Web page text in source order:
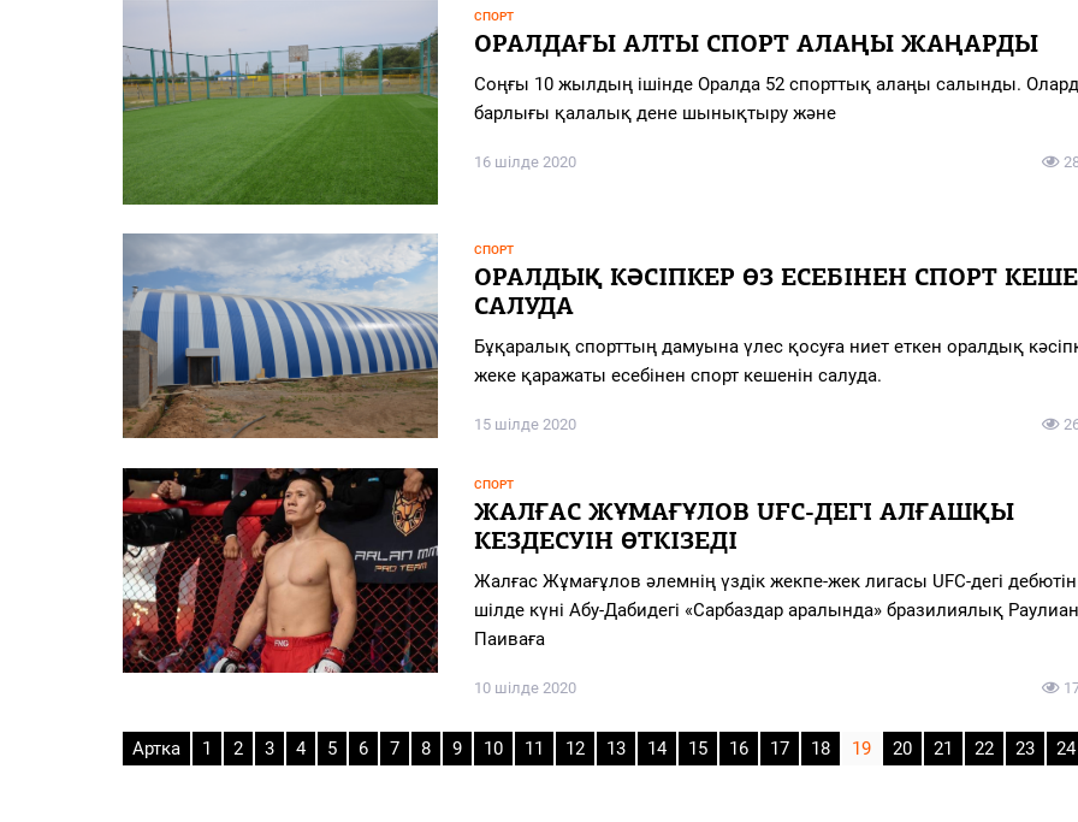
СПОРТ
ОРАЛДАҒЫ АЛТЫ СПОРТ АЛАҢЫ ЖАҢАРДЫ
Соңғы 10 жылдың ішінде Оралда 52 спорттық алаңы салынды.
барлығы қалалық дене шынықтыру және
16 шілде 2020
СПОРТ
ОРАЛДЫҚ КӘСІПКЕР ӨЗ ЕСЕБІНЕН СПОРТ
САЛУДА
Бұқаралық спорттың дамуына үлес қосуға ниет еткен оралдық
жеке қаражаты есебінен спорт кешенін салуда.
15 шілде 2020
СПОРТ
ЖАЛҒАС ЖҰМАҒҰЛОВ UFC-ДЕГІ АЛҒАШҚЫ
КЕЗДЕСУІН ӨТКІЗЕДІ
Жалғас Жұмағұлов әлемнің үздік жекпе-жек лигасы UFC-дегі дебютін
шілде күні Абу-Дабидегі «Сарбаздар аралында» бразилиялық Раулиан
Паиваға
10 шілде 2020
Артка 1 2 3 4 5 6 7 8 9 10 11 12 13 14 15 16 17 18 19 20 21 22 23 24